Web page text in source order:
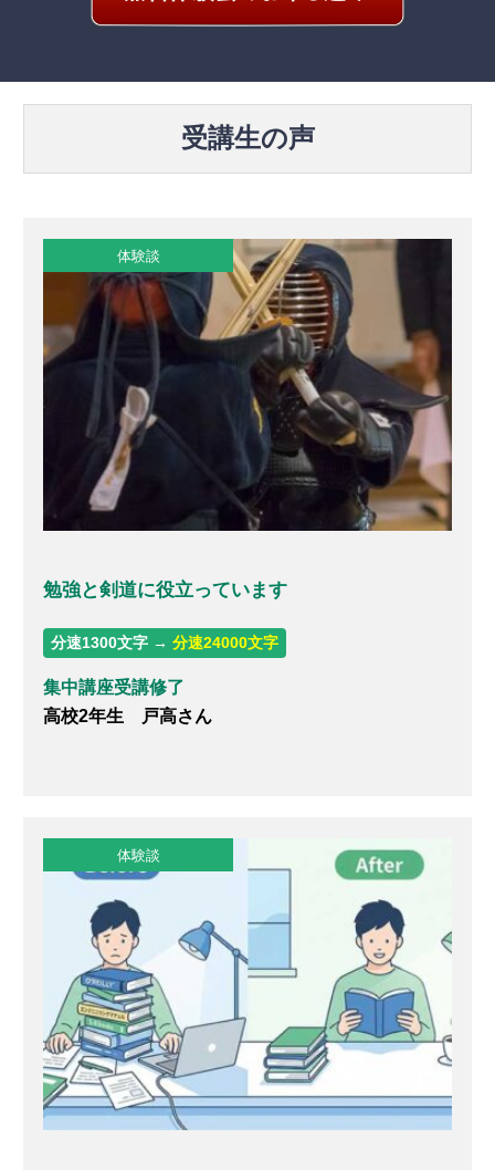
受講生の声
体験談
勉強と剣道に役立っています
分速1300文字 →分速24000文字
集中講座受講修了
高校2年生 戸高さん
体験談